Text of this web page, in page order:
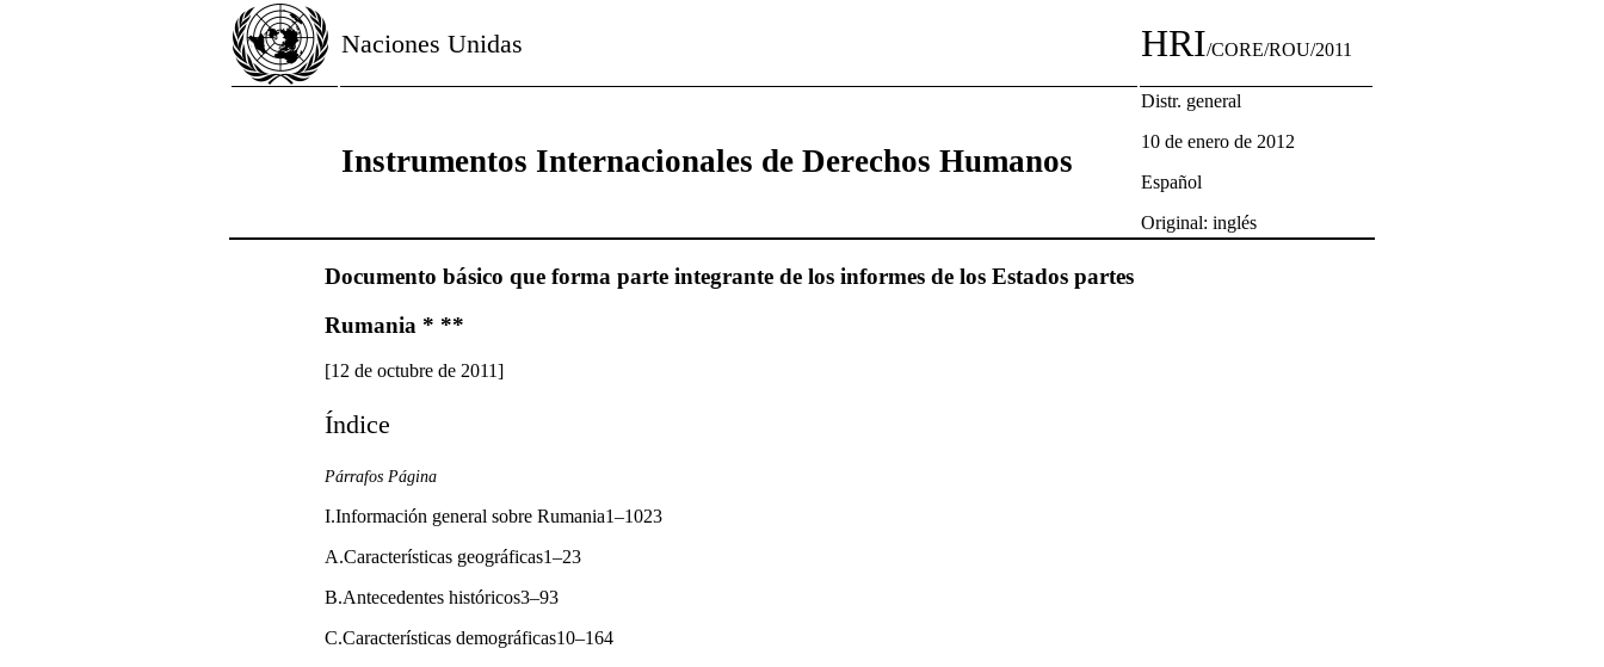
Naciones Unidas HRI/CORE/ROU/2011
Instrumentos Internacionales de Derechos Humanos
Distr. general
10 de enero de 2012
Español
Original: inglés
Documento básico que forma parte integrante de los informes de los Estados partes
Rumania * **
[12 de octubre de 2011]
Índice
Párrafos Página
I.Información general sobre Rumania1–1023
A.Características geográficas1–23
B.Antecedentes históricos3–93
C.Características demográficas10–164